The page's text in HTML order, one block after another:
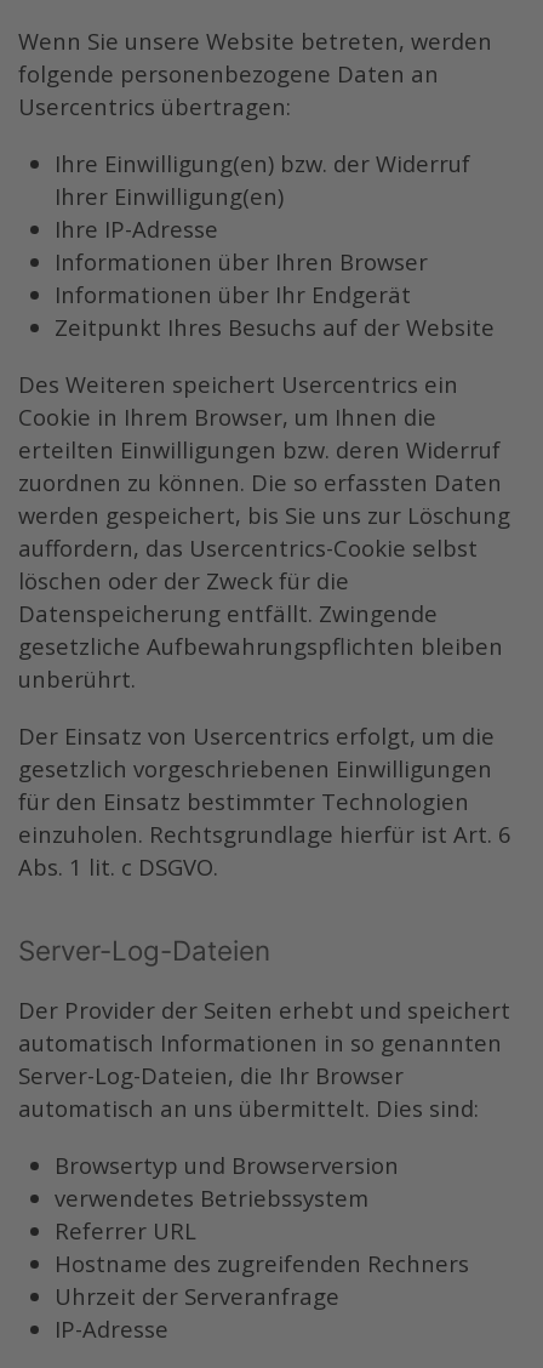
Wenn Sie unsere Website betreten, werden
folgende personenbezogene Daten an
Usercentrics übertragen:
Ihre Einwilligung(en) bzw. der Widerruf
Ihrer Einwilligung(en)
Ihre IP-Adresse
Informationen über Ihren Browser
Informationen über Ihr Endgerät
Zeitpunkt Ihres Besuchs auf der Website
Des Weiteren speichert Usercentrics ein
Cookie in Ihrem Browser, um Ihnen die
erteilten Einwilligungen bzw. deren Widerruf
zuordnen zu können. Die so erfassten Daten
werden gespeichert, bis Sie uns zur Löschung
auffordern, das Usercentrics-Cookie selbst
löschen oder der Zweck für die
Datenspeicherung entfällt. Zwingende
gesetzliche Aufbewahrungspflichten bleiben
unberührt.
Der Einsatz von Usercentrics erfolgt, um die
gesetzlich vorgeschriebenen Einwilligungen
für den Einsatz bestimmter Technologien
einzuholen. Rechtsgrundlage hierfür ist Art. 6
Abs. 1 lit. c DSGVO.
Server-Log-Dateien
Der Provider der Seiten erhebt und speichert
automatisch Informationen in so genannten
Server-Log-Dateien, die Ihr Browser
automatisch an uns übermittelt. Dies sind:
Browsertyp und Browserversion
verwendetes Betriebssystem
Referrer URL
Hostname des zugreifenden Rechners
Uhrzeit der Serveranfrage
IP-Adresse